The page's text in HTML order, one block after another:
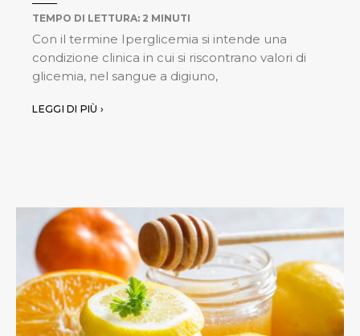
TEMPO DI LETTURA: 2 MINUTI
Con il termine Iperglicemia si intende una
condizione clinica in cui si riscontrano valori di
glicemia, nel sangue a digiuno,
LEGGI DI PIÙ ›